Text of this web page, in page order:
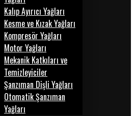
Kalıp Ayırıcı Yağları
Kesme ve Kızak Yağları
Kompresör Yağları
Motor Yağları
Mekanik Katkıları ve
Temizleyiciler
Şanzıman Dişli Yağları
Otomatik Şanzıman
Yağları